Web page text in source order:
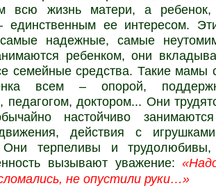
всю жизнь матери, а
единственным ее интересом.
самые надежные, самые
ребенком, они
семейные средства. Такие мамы
всем – опорой,
педагогом, доктором... Они
настойчиво
действия с
Они терпеливы и
вызывают уважение:
не опустили руки…»